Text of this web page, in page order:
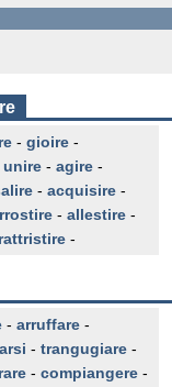
- gioire -
unire - agire -
- acquisire -
- allestire -
rattristire -
- arruffare -
- trangugiare -
- compiangere -